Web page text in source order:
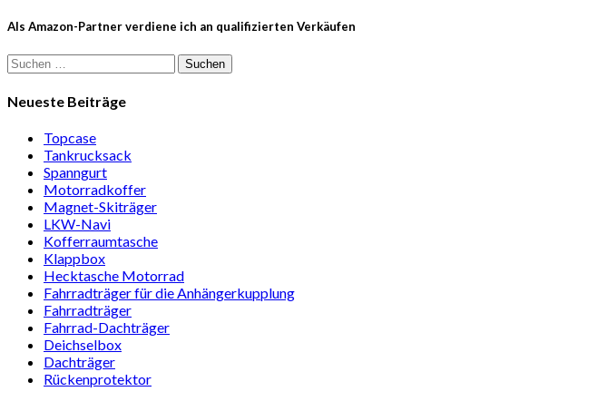
Als Amazon-Partner verdiene ich an qualifizierten Verkäufen
Suchen
nach:
Neueste Beiträge
Topcase
Tan­kruck­sack
Spann­gurt
Motor­rad­koffer
Magnet-Ski­träger
LKW-Navi
Kof­fer­raum­ta­sche
Klappbox
Heck­ta­sche Motorrad
Fahr­rad­träger für die Anhän­ger­kup­p­lung
Fahr­rad­träger
Fahrrad-Dach­träger
Deich­selbox
Dach­träger
Rücken­pro­tektor